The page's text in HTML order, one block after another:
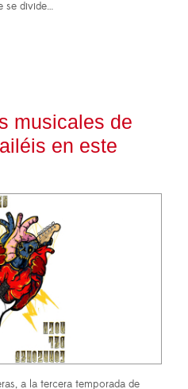
se divide…
musicales de
en este
a la tercera temporada de